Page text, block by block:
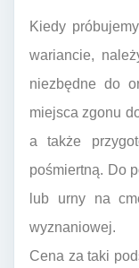
Kiedy
wariancie,
niezbędne do
miejsca zgonu
a także
pośmiertną. Do
lub urny na
wyznaniowej.
Cena za taki